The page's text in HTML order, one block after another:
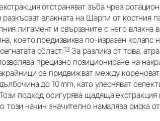
отстраняват зъба чрез
влакната на Шарпи от костния
лигамент и свързаните с него влакна
което предизвиква по-изразен колапс
област.13За разлика от това,
прецизно позициониране на
се придвижват между
до 10 mm, като улесняват
подход осигурява щадяща екстракция
този начин значително намалява риска